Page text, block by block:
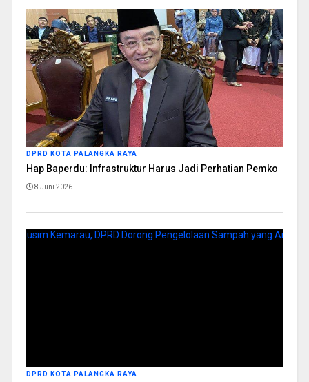
DPRD KOTA PALANGKA RAYA
Hap Baperdu: Infrastruktur Harus Jadi Perhatian Pemko
8 Juni 2026
DPRD KOTA PALANGKA RAYA